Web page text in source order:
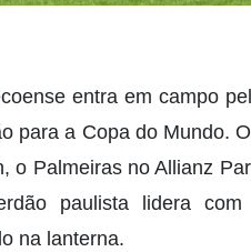
entra em campo
para a Copa do Mundo.
o Palmeiras no Allianz
paulista lidera
na lanterna.